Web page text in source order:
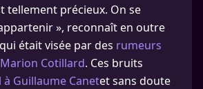
tellement précieux. On se
», reconnaît en outre
était visée par des rumeurs
Cotillard. Ces bruits
Guillaume Canetet sans doute